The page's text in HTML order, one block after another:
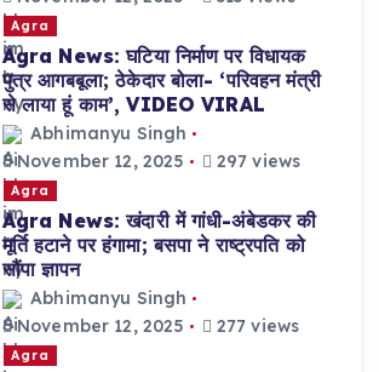
Agra
Agra News: घटिया निर्माण पर विधायक
पुत्र आगबबूला; ठेकेदार बोला- ‘परिवहन मंत्री
से लाया हूं काम’, VIDEO VIRAL
Abhimanyu Singh
November 12, 2025
297 views
Agra
Agra News: खंदारी में गांधी-अंबेडकर की
मूर्ति हटाने पर हंगामा; बसपा ने राष्ट्रपति को
सौंपा ज्ञापन
Abhimanyu Singh
November 12, 2025
277 views
Agra